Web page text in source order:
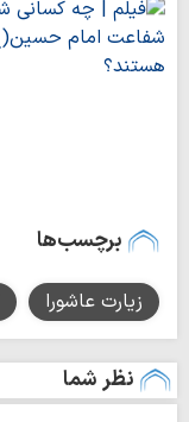
برچسب‌ها
زیارت عاشورا
نظر شما